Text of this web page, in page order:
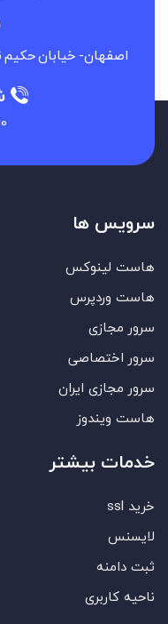
اصفهان- خیابان حکیم
سرویس ها
هاست لینوکس
هاست وردپرس
سرور مجازی
سرور اختصاصی
سرور مجازی ایران
هاست ویندوز
خدمات بیشتر
خرید ssl
لایسنس
ثبت دامنه
ناحیه کاربری